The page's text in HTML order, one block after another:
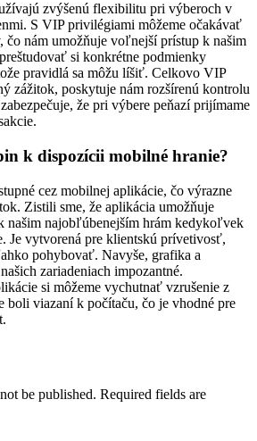
zvýšenú flexibilitu pri výberoch v
S VIP privilégiami môžeme očakávať
čo nám umožňuje voľnejší prístup k našim
si konkrétne podmienky
pravidlá sa môžu líšiť. Celkovo VIP
zážitok, poskytuje nám rozšírenú kontrolu
že pri výbere peňazí prijímame
k dispozícii mobilné hranie?
cez mobilnej aplikácie, čo výrazne
Zistili sme, že aplikácia umožňuje
našim najobľúbenejším hrám kedykoľvek
Je vytvorená pre klientskú prívetivosť,
pohybovať. Navyše, grafika a
zariadeniach impozantné.
si môžeme vychutnať vzrušenie z
boli viazaní k počítaču, čo je vhodné pre
be published. Required fields are